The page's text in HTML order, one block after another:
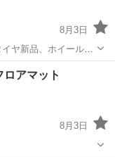
8月3日
ヤ新品、ホイール中
替え対応出来ます
アマット
8月3日